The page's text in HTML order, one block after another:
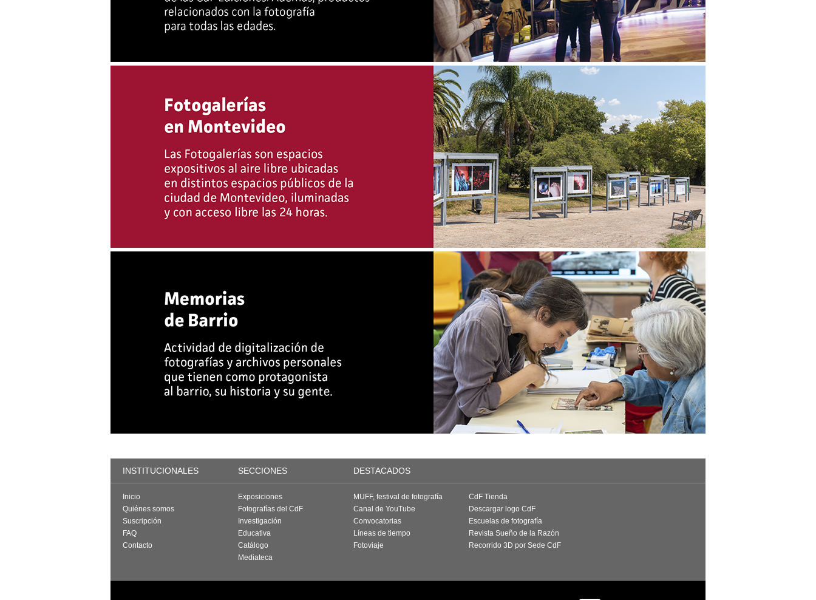
INSTITUCIONALES SECCIONES DESTACADOS
Inicio
Quiénes somos
Suscripción
FAQ
Contacto
Exposiciones
Fotografías del CdF
Investigación
Educativa
Catálogo
Mediateca
MUFF, festival de fotografía
Canal de YouTube
Convocatorias
Líneas de tiempo
Fotoviaje
CdF Tienda
Descargar logo CdF
Escuelas de fotografía
Revista Sueño de la Razón
Recorrido 3D por Sede CdF